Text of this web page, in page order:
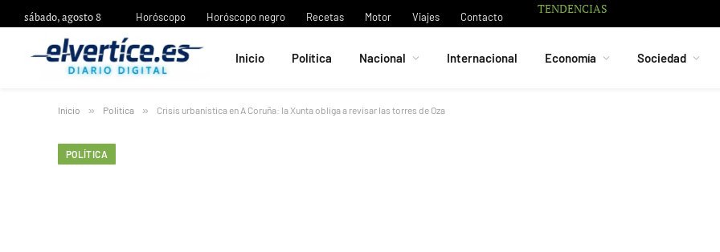
sábado, agosto 8 Horóscopo Horóscopo negro Recetas Motor Viajes Contacto
TENDENCIAS
Inicio Política Nacional Internacional Economía Sociedad
Inicio » Política » Crisis urbanística en A Coruña: la Xunta obliga a revisar las torres de Oza
POLÍTICA